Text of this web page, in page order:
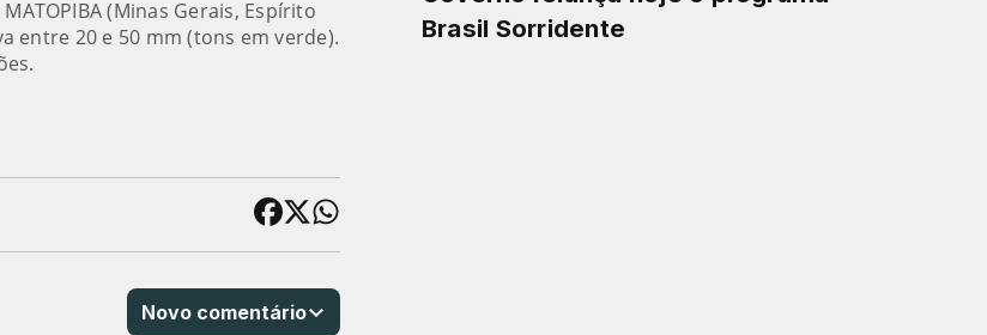
(Minas Gerais, Espírito
entre 20 e 50 mm (tons em verde).
Novo comentário
Brasil Sorridente